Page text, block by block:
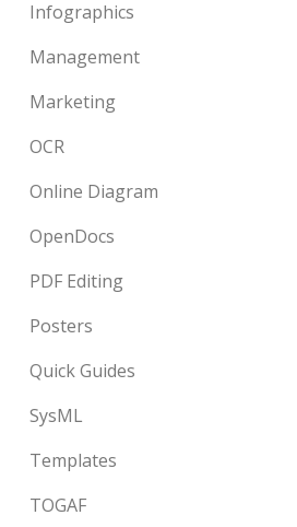
Infographics
Management
Marketing
OCR
Online Diagram
OpenDocs
PDF Editing
Posters
Quick Guides
SysML
Templates
TOGAF